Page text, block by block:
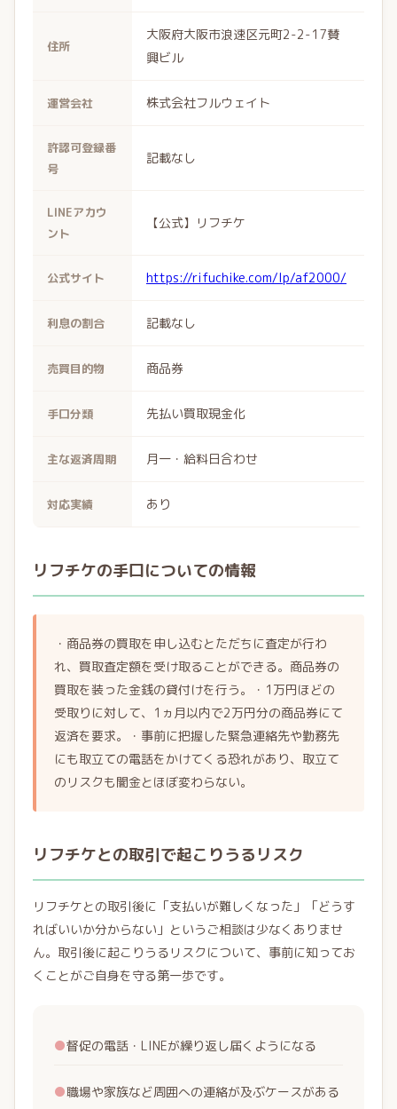
住所
大阪府大阪市浪速区元町2-2-17賛
興ビル
運営会社 株式会社フルウェイト
許認可登録番
号
記載なし
LINEアカウ
ント
【公式】リフチケ
公式サイト https://rifuchike.com/lp/af2000/
利息の割合 記載なし
売買目的物 商品券
手口分類 先払い買取現金化
主な返済周期 月一・給料日合わせ
対応実績 あり
リフチケの手口についての情報
・商品券の買取を申し込むとただちに査定が行わ
れ、買取査定額を受け取ることができる。商品券の
買取を装った金銭の貸付けを行う。・1万円ほどの
受取りに対して、1ヵ月以内で2万円分の商品券にて
返済を要求。・事前に把握した緊急連絡先や勤務先
にも取立ての電話をかけてくる恐れがあり、取立て
のリスクも闇金とほぼ変わらない。
リフチケとの取引で起こりうるリスク
リフチケとの取引後に「支払いが難しくなった」「どうす
ればいいか分からない」というご相談は少なくありませ
ん。取引後に起こりうるリスクについて、事前に知ってお
くことがご自身を守る第一歩です。
●督促の電話・LINEが繰り返し届くようになる
●職場や家族など周囲への連絡が及ぶケースがある